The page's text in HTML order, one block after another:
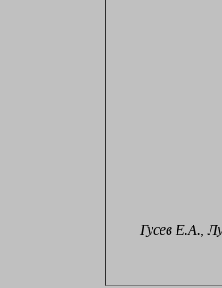
Гусев Е.А.,